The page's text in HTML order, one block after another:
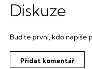
Diskuze
Buďte první, kdo napíše
Přidat komentář